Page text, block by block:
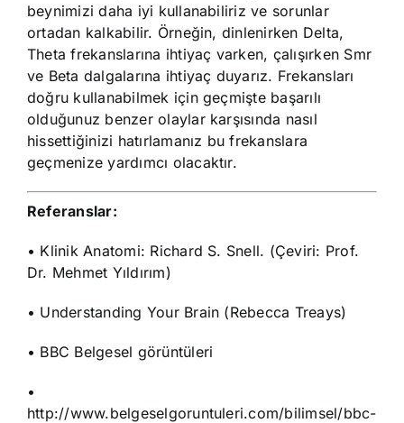
beynimizi daha iyi kullanabiliriz ve sorunlar
ortadan kalkabilir. Örneğin, dinlenirken Delta,
Theta frekanslarına ihtiyaç varken, çalışırken Smr
ve Beta dalgalarına ihtiyaç duyarız. Frekansları
doğru kullanabilmek için geçmişte başarılı
olduğunuz benzer olaylar karşısında nasıl
hissettiğinizi hatırlamanız bu frekanslara
geçmenize yardımcı olacaktır.
Referanslar:
• Klinik Anatomi: Richard S. Snell. (Çeviri: Prof.
Dr. Mehmet Yıldırım)
• Understanding Your Brain (Rebecca Treays)
• BBC Belgesel görüntüleri
•
http://www.belgeselgoruntuleri.com/bilimsel/bbc-